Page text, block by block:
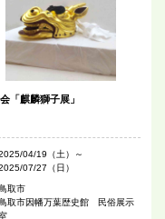
「麒麟獅子展」
04/19（土）～
07/27（日）
鳥取市
鳥取市因幡万葉歴史館 民俗展示